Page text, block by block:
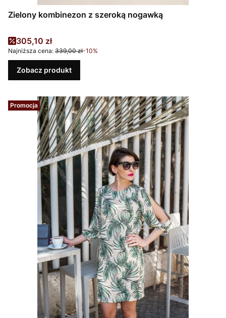
Zielony kombinezon z szeroką nogawką
Cena promocyjna
305,10 zł
Najniższa cena: 339,00 zł-10%
Zobacz produkt
Promocja